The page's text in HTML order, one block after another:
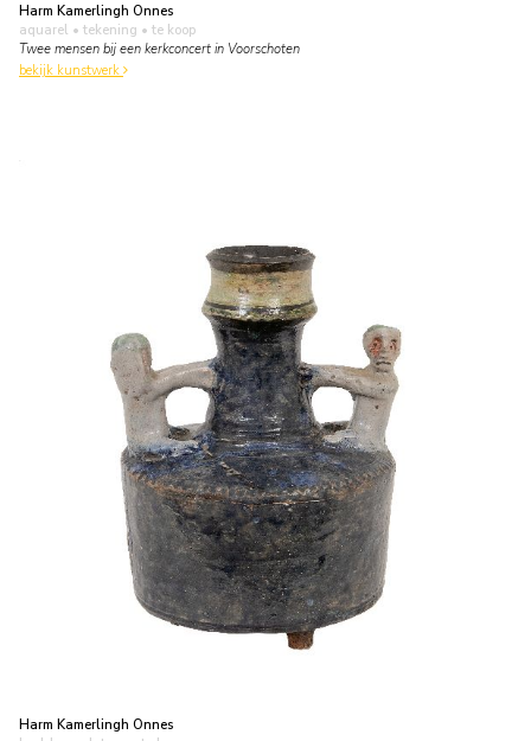
Harm Kamerlingh Onnes
aquarel • tekening • te koop
Twee mensen bij een kerkconcert in Voorschoten
bekijk kunstwerk
Harm Kamerlingh Onnes